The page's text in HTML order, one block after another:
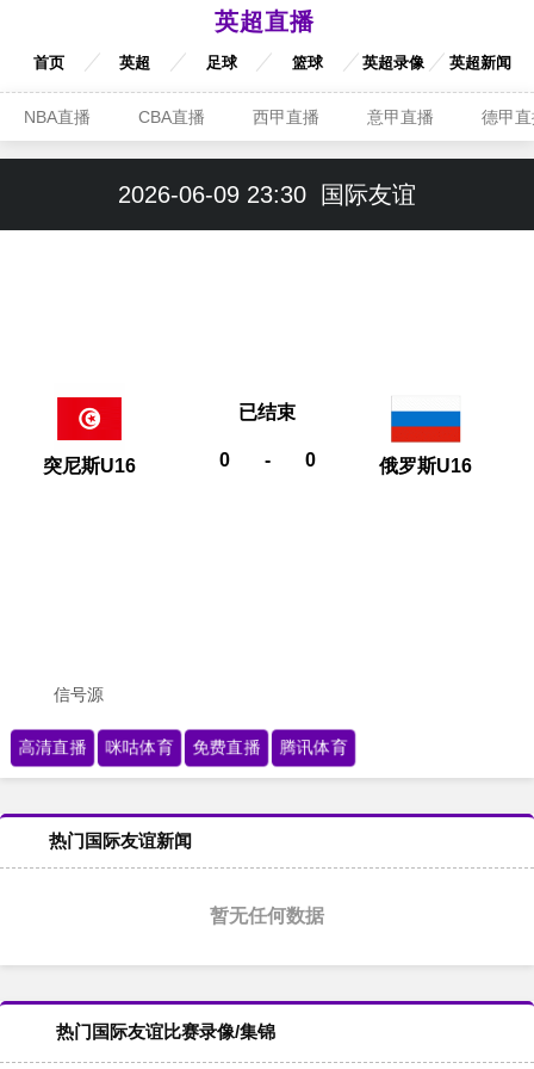
英超直播
首页 英超 足球 篮球 英超录像 英超新闻
NBA直播 CBA直播 西甲直播 意甲直播 德甲
2026-06-09 23:30 国际友谊
突尼斯U16 0 - 0
已结束
俄罗斯U16
信号源
高清直播 咪咕体育 免费直播 腾讯体育
热门国际友谊新闻
暂无任何数据
热门国际友谊比赛录像/集锦